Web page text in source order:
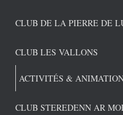
CLUB DE LA PIERRE DE
CLUB LES VALLONS
ACTIVITÉS &
CLUB STEREDENN AR